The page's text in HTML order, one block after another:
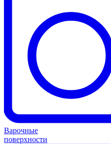
Варочные
поверхности